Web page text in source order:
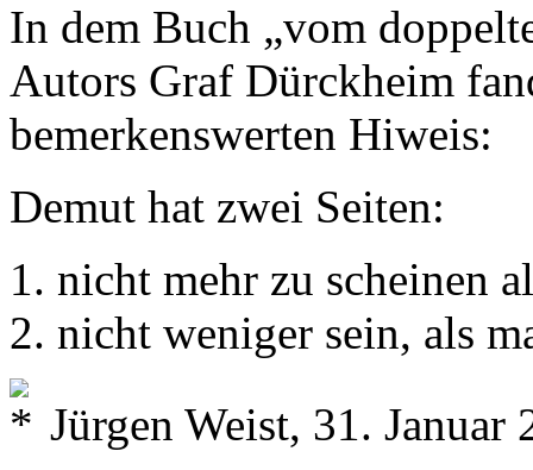
In dem Buch „vom
Autors Graf Dürckheim
bemerkenswerten Hiweis:
Demut hat zwei Seiten:
1. nicht mehr zu scheinen
2. nicht weniger sein, als
Jürgen Weist, 31. Januar